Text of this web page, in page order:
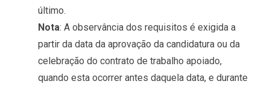
último.
Nota: A observância dos requisitos é exigida a
partir da data da aprovação da candidatura ou da
celebração do contrato de trabalho apoiado,
quando esta ocorrer antes daquela data, e durante